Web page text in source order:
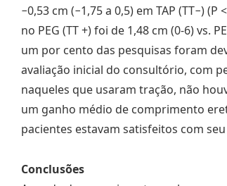
−0,53 cm (−1,75 a 0,5) em TAP (TT−)
no PEG (TT +) foi de 1,48 cm (0-6) vs.
um por cento das pesquisas foram
avaliação inicial do consultório, com
naqueles que usaram tração, não
um ganho médio de comprimento
pacientes estavam satisfeitos com
Conclusões